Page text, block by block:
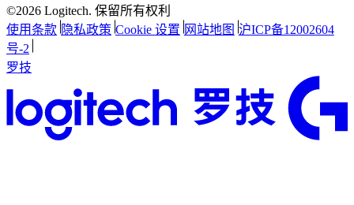
©2026 Logitech. 保留所有权利
使用条款 隐私政策 Cookie 设置 网站地图 沪ICP备12002604
号-2
罗技